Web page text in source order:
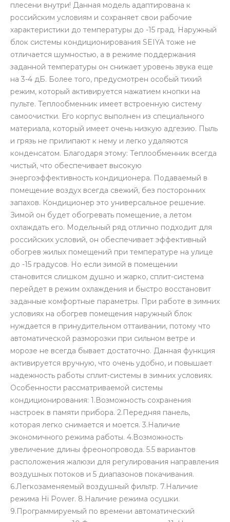
плесени внутри! Данная модель адаптирована к
российским условиям и сохраняет свои рабочие
характеристики до температуры до -15 град. Наружный
блок системы кондиционирования SEIYA тоже не
отличается шумностью, а в режиме поддержания
заданной температуры он снижает уровень звука еще
на 3-4 дБ. Более того, предусмотрен особый тихий
режим, который активируется нажатием кнопки на
пульте. Теплообменник имеет встроенную систему
самоочистки. Его корпус выполнен из специального
материала, который имеет очень низкую адгезию. Пыль
и грязь не прилипают к нему и легко удаляются
конденсатом. Благодаря этому: Теплообменник всегда
чистый, что обеспечивает высокую
энергоэффективность кондиционера. Подаваемый в
помещение воздух всегда свежий, без посторонних
запахов. Кондиционер это универсальное решение.
Зимой он будет обогревать помещение, а летом
охлаждать его. Модельный ряд отлично подходит для
российских условий, он обеспечивает эффективный
обогрев жилых помещений при температуре на улице
до -15 градусов. Но если зимой в помещении
становится слишком душно и жарко, сплит-система
перейдет в режим охлаждения и быстро восстановит
заданные комфортные параметры. При работе в зимних
условиях на обогрев помещения наружный блок
нуждается в принудительном оттаивании, потому что
автоматической разморозки при сильном ветре и
морозе не всегда бывает достаточно. Данная функция
активируется вручную, что очень удобно, и повышает
надежность работы сплит-системы в зимних условиях.
Особенности рассматриваемой системы
кондиционирования: 1.Возможность сохранения
настроек в памяти прибора. 2.Передняя панель,
которая легко снимается и моется. 3.Наличие
экономичного режима работы. 4.Возможность
увеличение длины фреонопровода. 5.5 вариантов
расположения жалюзи для регулирования направления
воздушных потоков и 5 диапазонов покачивания.
6.Легкозаменяемый воздушный фильтр. 7.Наличие
режима Hi Power. 8.Наличие режима осушки.
9.Программируемый по времени автоматический